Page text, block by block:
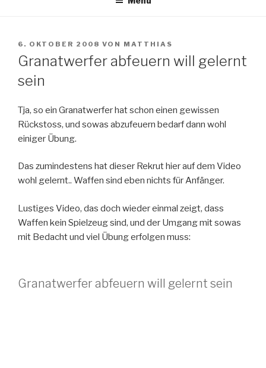
VERÖFFENTLICHT
AM
6. OKTOBER 2008 VON MATTHIAS
Granatwerfer abfeuern will gelernt
sein
Tja, so ein Granatwerfer hat schon einen gewissen
Rückstoss, und sowas abzufeuern bedarf dann wohl
einiger Übung.
Das zumindestens hat dieser Rekrut hier auf dem Video
wohl gelernt.. Waffen sind eben nichts für Anfänger.
Lustiges Video, das doch wieder einmal zeigt, dass
Waffen kein Spielzeug sind, und der Umgang mit sowas
mit Bedacht und viel Übung erfolgen muss:
Granatwerfer abfeuern will gelernt sein